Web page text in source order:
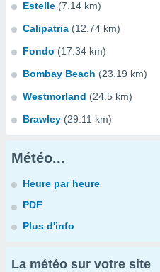
Estelle (7.14 km)
Calipatria (12.74 km)
Fondo (17.34 km)
Bombay Beach (23.19 km)
Westmorland (24.5 km)
Brawley (29.11 km)
Météo...
Heure par heure
PDF
Plus d'info
La météo sur votre site